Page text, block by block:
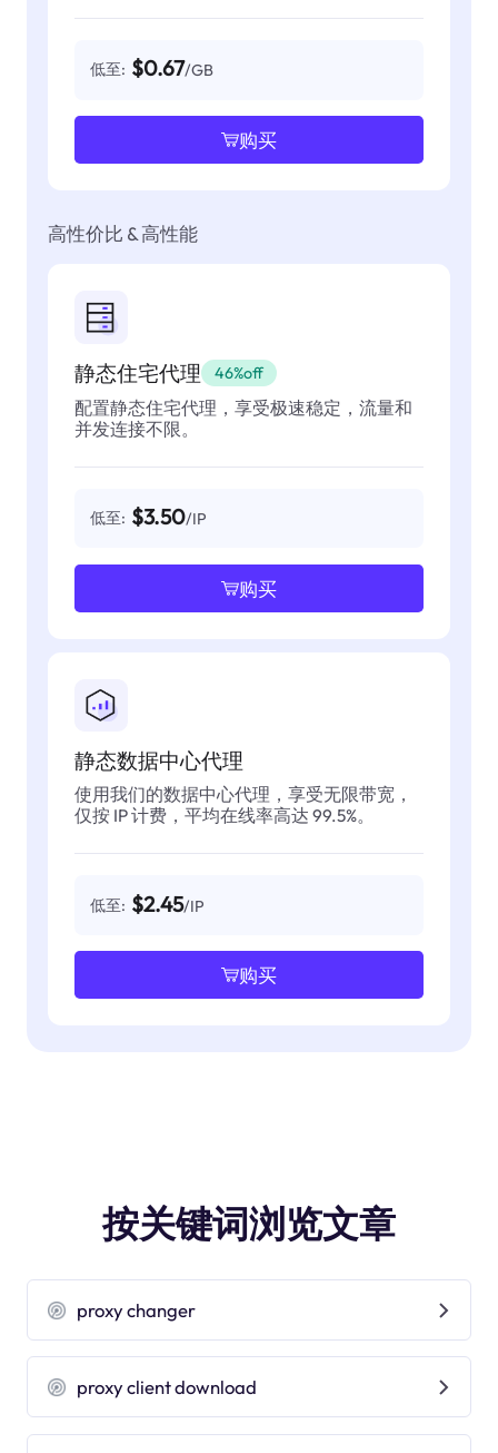
低至: $0.67/GB
购买
高性价比 & 高性能
静态住宅代理 46%off
配置静态住宅代理，享受极速稳定，流量和
并发连接不限。
低至: $3.50/IP
购买
静态数据中心代理
使用我们的数据中心代理，享受无限带宽，
仅按 IP 计费，平均在线率高达 99.5%。
低至: $2.45/IP
购买
按关键词浏览文章
proxy changer
proxy client download